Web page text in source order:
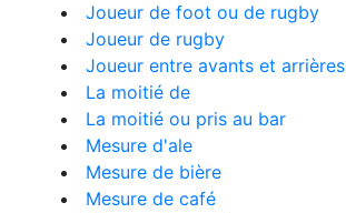
Joueur de foot ou de rugby
Joueur de rugby
Joueur entre avants et arrières
La moitié de
La moitié ou pris au bar
Mesure d'ale
Mesure de bière
Mesure de café